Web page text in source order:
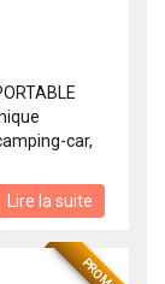
car,
Lire la suite